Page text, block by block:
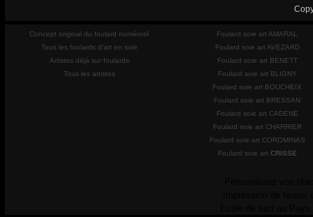
Concept original du foulard numéroté
Tous les foulards d'art en soie
Artistes déjà sur foulards
Tous les artistes
Foulard soie art AMARAL
Foulard soie art AVEZARD
Foulard soie art BENETT
Foulard soie art BLIGNY
Foulard soie art BOUCHEIX
Foulard soie art BRESSAN
Foulard soie art CADENE
Foulard soie art CHARRIER
Foulard soie art COROMINAS
Foulard soie art CRISSE